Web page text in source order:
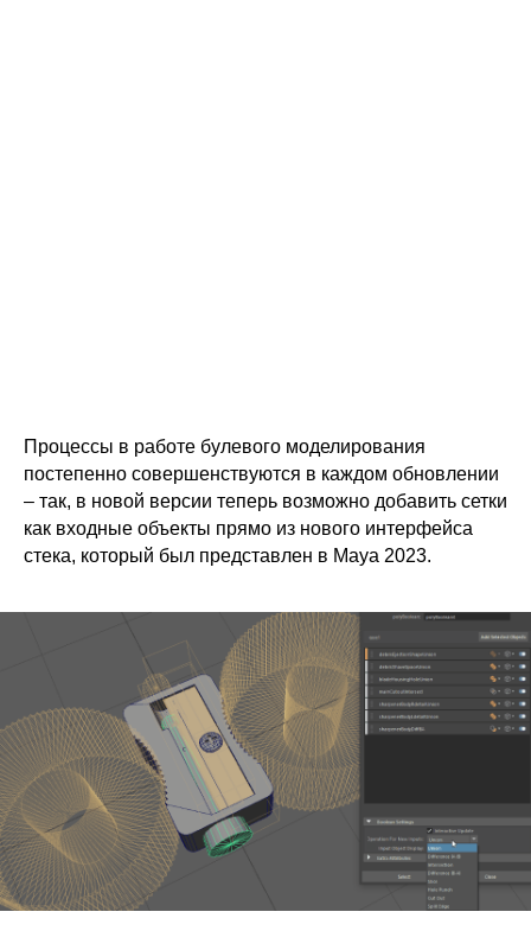
Процессы в работе булевого моделирования
постепенно совершенствуются в каждом обновлении
– так, в новой версии теперь возможно добавить сетки
как входные объекты прямо из нового интерфейса
стека, который был представлен в Maya 2023.